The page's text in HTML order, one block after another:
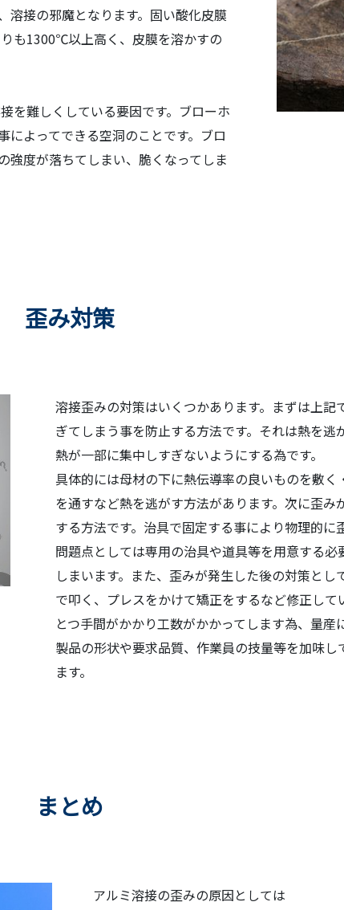
溶接の邪魔となります。固い酸化皮膜
も1300℃以上高く、皮膜を溶かすの
を難しくしている要因です。ブローホ
によってできる空洞のことです。ブロ
強度が落ちてしまい、脆くなってしま
歪み対策
溶接歪みの対策はいくつかあります。まずは上記
ぎてしまう事を防止する方法です。それは熱を逃
熱が一部に集中しすぎないようにする為です。
具体的には母材の下に熱伝導率の良いものを敷
を通すなど熱を逃がす方法があります。次に歪み
する方法です。治具で固定する事により物理的に
問題点としては専用の治具や道具等を用意する必
しまいます。また、歪みが発生した後の対策と
で叩く、プレスをかけて矯正をするなど修正し
とつ手間がかかり工数がかかってします為、量産
製品の形状や要求品質、作業員の技量等を加味し
ます。
まとめ
アルミ溶接の歪みの原因としては